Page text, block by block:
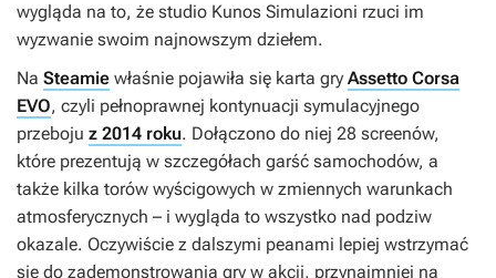
wygląda na to, że studio Kunos Simulazioni rzuci im
wyzwanie swoim najnowszym dziełem.
Na Steamie właśnie pojawiła się karta gry Assetto Corsa
EVO, czyli pełnoprawnej kontynuacji symulacyjnego
przeboju z 2014 roku. Dołączono do niej 28 screenów,
które prezentują w szczegółach garść samochodów, a
także kilka torów wyścigowych w zmiennych warunkach
atmosferycznych – i wygląda to wszystko nad podziw
okazale. Oczywiście z dalszymi peanami lepiej wstrzymać
się do zademonstrowania gry w akcji, przynajmniej na